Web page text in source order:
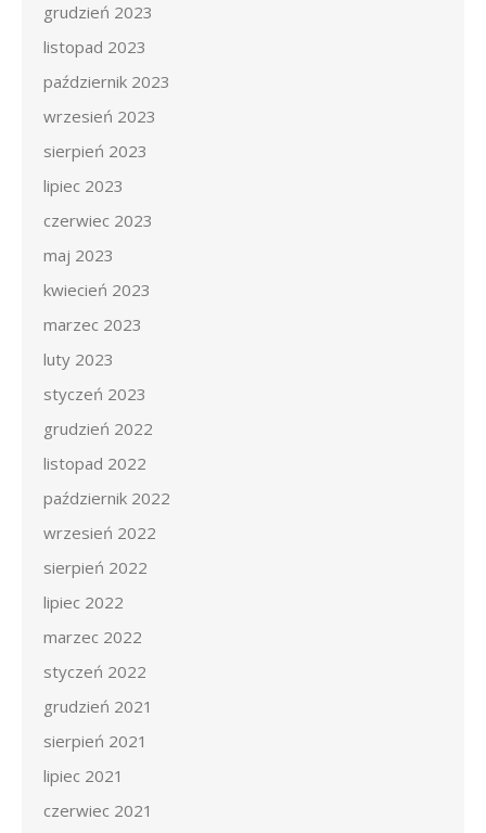
grudzień 2023
listopad 2023
październik 2023
wrzesień 2023
sierpień 2023
lipiec 2023
czerwiec 2023
maj 2023
kwiecień 2023
marzec 2023
luty 2023
styczeń 2023
grudzień 2022
listopad 2022
październik 2022
wrzesień 2022
sierpień 2022
lipiec 2022
marzec 2022
styczeń 2022
grudzień 2021
sierpień 2021
lipiec 2021
czerwiec 2021